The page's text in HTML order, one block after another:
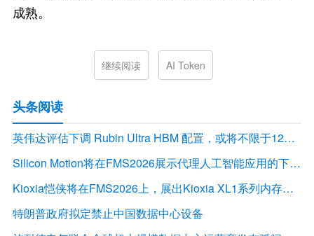
成熟。
继续阅读 AI Token
头条阅读
英伟达评估下调 Rubin Ultra HBM 配置，或将不限于12Hi HBM4E
Silicon Motion将在FMS2026展示代理人工智能应用的下一代存储解决方案
Kioxia恺侠将在FMS2026上，展出Kioxia XL1系列内存扩展模块
特朗普政府拟定禁止中国数据中心设备